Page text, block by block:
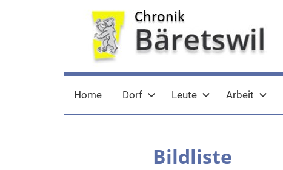
chronik-
baeretswil.ch
baeretswil.ch
Home Dorf Leute Arbeit
Bildliste